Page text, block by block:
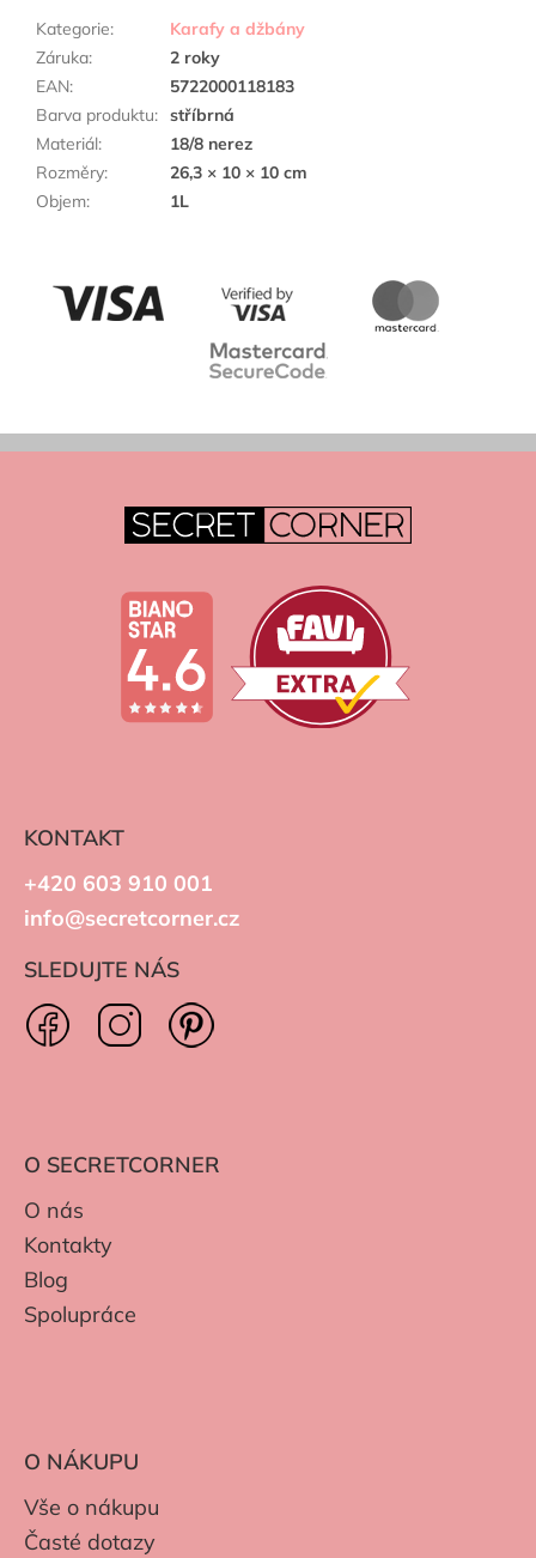
Kategorie:
Karafy a džbány
Záruka:
2 roky
EAN:
5722000118183
Barva produktu: stříbrná
Materiál:
18/8 nerez
Rozměry:
26,3 × 10 × 10 cm
Objem: 1L
KONTAKT
+420 603 910 001
info@secretcorner.cz
SLEDUJTE NÁS
O SECRETCORNER
O nás
Kontakty
Blog
Spolupráce
O NÁKUPU
Vše o nákupu
Časté dotazy